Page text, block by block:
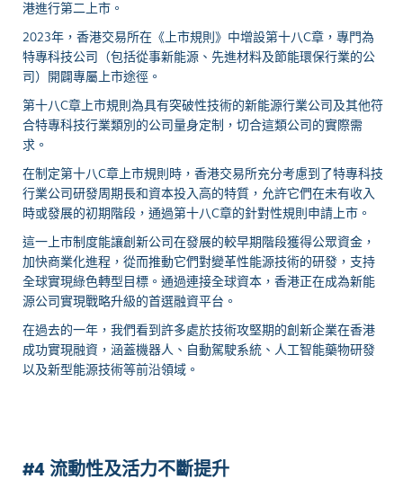
港進行第二上市。
2023年，香港交易所在《上市規則》中增設第十八C章，專門為
特專科技公司（包括從事新能源、先進材料及節能環保行業的公
司）開闢專屬上市途徑。
第十八C章上市規則為具有突破性技術的新能源行業公司及其他符
合特專科技行業類別的公司量身定制，切合這類公司的實際需
求。
在制定第十八C章上市規則時，香港交易所充分考慮到了特專科技
行業公司研發周期長和資本投入高的特質，允許它們在未有收入
時或發展的初期階段，通過第十八C章的針對性規則申請上市。
這一上市制度能讓創新公司在發展的較早期階段獲得公眾資金，
加快商業化進程，從而推動它們對變革性能源技術的研發，支持
全球實現綠色轉型目標。通過連接全球資本，香港正在成為新能
源公司實現戰略升級的首選融資平台。
在過去的一年，我們看到許多處於技術攻堅期的創新企業在香港
成功實現融資，涵蓋機器人、自動駕駛系統、人工智能藥物研發
以及新型能源技術等前沿領域。
#4 流動性及活力不斷提升